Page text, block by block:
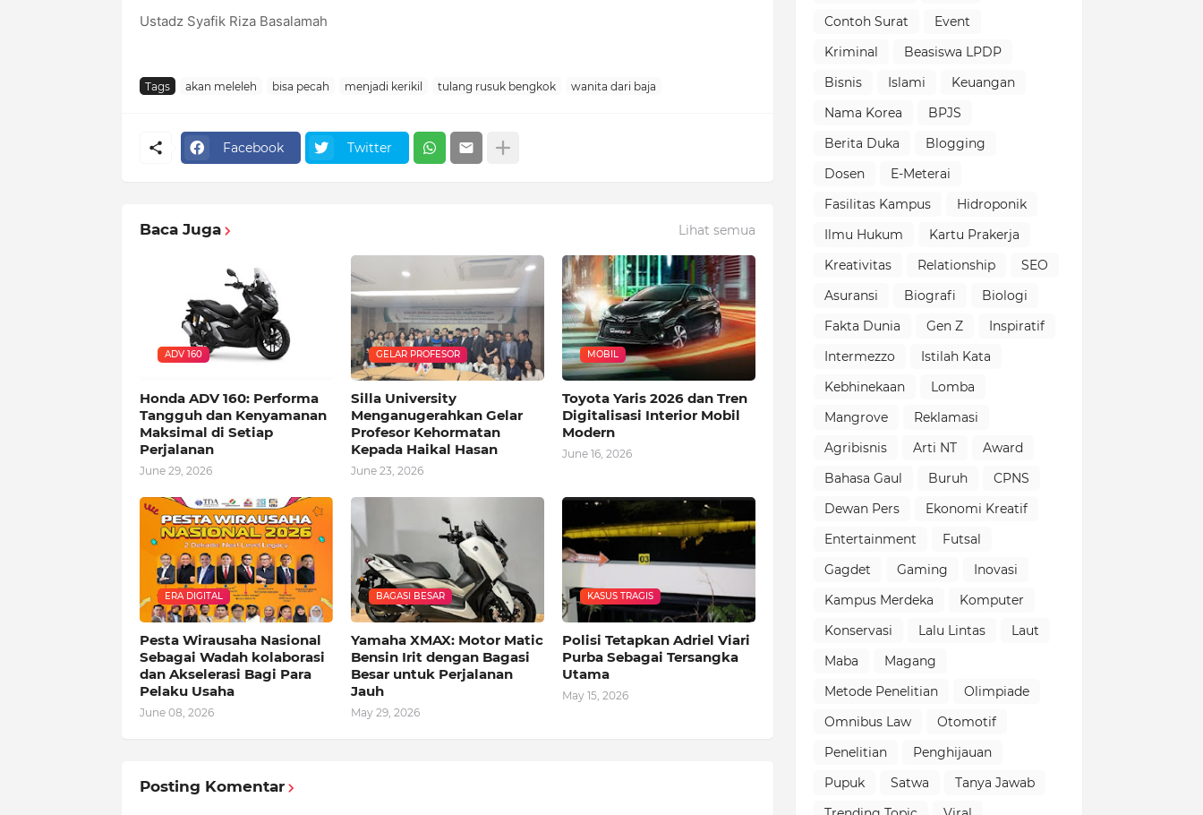
Ustadz Syafik Riza Basalamah
Tags akan meleleh bisa pecah menjadi kerikil tulang rusuk bengkok wanita dari baja
Facebook Twitter
Baca Juga Lihat semua
ADV 160
Honda ADV 160: Performa
Tangguh dan Kenyamanan
Maksimal di Setiap
Perjalanan
June 29, 2026
GELAR PROFESOR
Silla University
Menganugerahkan Gelar
Profesor Kehormatan
Kepada Haikal Hasan
June 23, 2026
MOBIL
Toyota Yaris 2026 dan Tren
Digitalisasi Interior Mobil
Modern
June 16, 2026
ERA DIGITAL
Pesta Wirausaha Nasional
Sebagai Wadah kolaborasi
dan Akselerasi Bagi Para
Pelaku Usaha
June 08, 2026
BAGASI BESAR
Yamaha XMAX: Motor Matic
Bensin Irit dengan Bagasi
Besar untuk Perjalanan
Jauh
May 29, 2026
KASUS TRAGIS
Polisi Tetapkan Adriel Viari
Purba Sebagai Tersangka
Utama
May 15, 2026
Posting Komentar
Contoh Surat
Event
Kriminal
Beasiswa LPDP
Bisnis
Islami
Keuangan
Nama Korea
BPJS
Berita Duka
Blogging
Dosen
E-Meterai
Fasilitas Kampus
Hidroponik
Ilmu Hukum
Kartu Prakerja
Kreativitas
Relationship
SEO
Asuransi
Biografi
Biologi
Fakta Dunia
Gen Z
Inspiratif
Intermezzo
Istilah Kata
Kebhinekaan
Lomba
Mangrove
Reklamasi
Agribisnis
Arti NT
Award
Bahasa Gaul
Buruh
CPNS
Dewan Pers
Ekonomi Kreatif
Entertainment
Futsal
Gagdet
Gaming
Inovasi
Kampus Merdeka
Komputer
Konservasi
Lalu Lintas
Laut
Maba
Magang
Metode Penelitian
Olimpiade
Omnibus Law
Otomotif
Penelitian
Penghijauan
Pupuk
Satwa
Tanya Jawab